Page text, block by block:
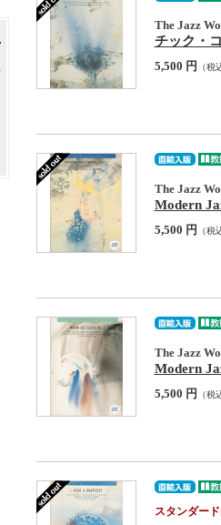
The Jazz
チック・
5,500 円 （税
The Jazz
Modern
5,500 円 （税
The Jazz
Modern
5,500 円 （税
スタンダー